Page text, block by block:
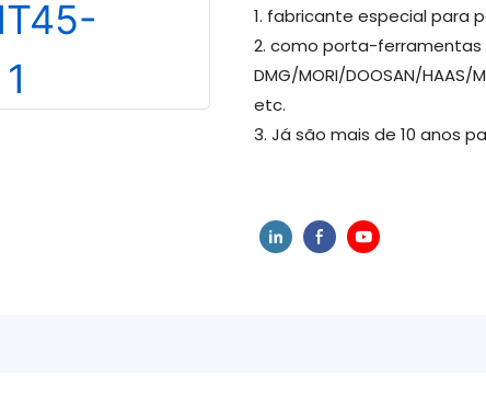
1. fabricante especial para
2. como porta-ferramentas
DMG/MORI/DOOSAN/HAAS/
etc.
3. Já são mais de 10 anos